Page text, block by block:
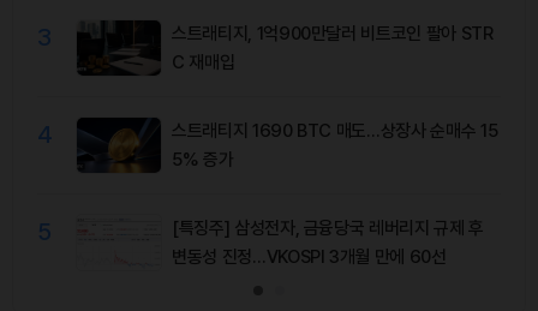
3
스트래티지, 1억900만달러 비트코인 팔아 STR
C 재매입
4
스트래티지 1690 BTC 매도…상장사 순매수 15
5% 증가
5
[특징주] 삼성전자, 금융당국 레버리지 규제 후
변동성 진정…VKOSPI 3개월 만에 60선